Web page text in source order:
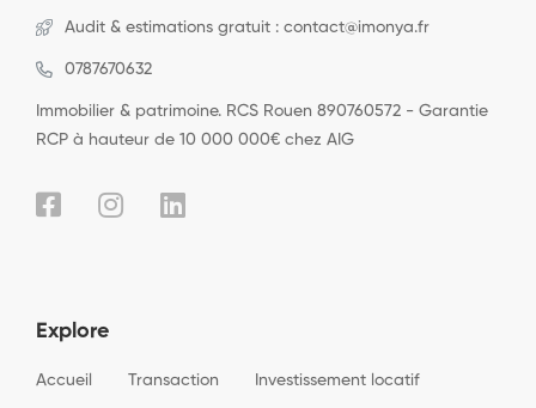
Audit & estimations gratuit : contact@imonya.fr
0787670632
Immobilier & patrimoine. RCS Rouen 890760572 - Garantie
RCP à hauteur de 10 000 000€ chez AIG
Explore
Accueil Transaction Investissement locatif